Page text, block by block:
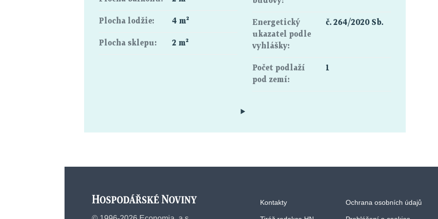
Plocha lodžie: 4 m²
Plocha sklepu: 2 m²
Energetický
ukazatel podle
vyhlášky:
č. 264/2020 Sb.
Počet podlaží
pod zemí:
1
Kontakty Ochrana osobních údajů